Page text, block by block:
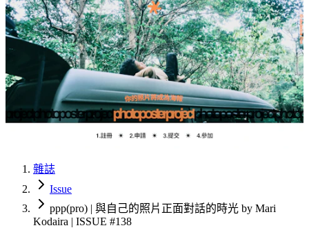
雜誌
Issue
ppp(pro) | 與自己的照片正面對話的時光 by Mari
Kodaira | ISSUE #138